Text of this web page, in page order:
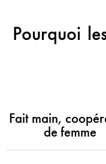
Pourquoi
Fait main,
de femme